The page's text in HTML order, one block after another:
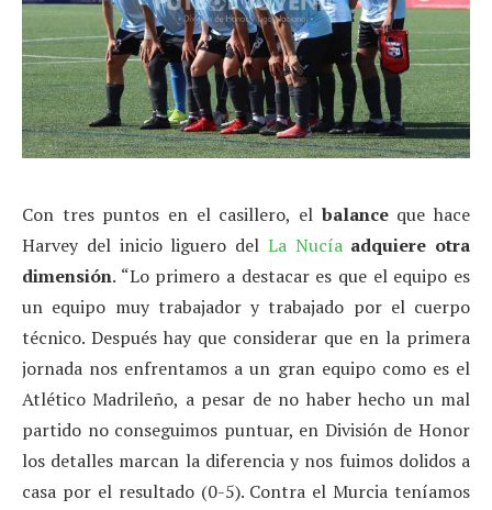
Con tres puntos en el casillero, el balanceque hace
Harvey del inicio liguero del La Nucía adquiere otra
dimensión. “Lo primero a destacar es que el equipo es
un equipo muy trabajador y trabajado por el cuerpo
técnico. Después hay que considerar que en la primera
jornada nos enfrentamos a un gran equipo como es el
Atlético Madrileño, a pesar de no haber hecho un mal
partido no conseguimos puntuar, en División de Honor
los detalles marcan la diferencia y nos fuimos dolidos a
casa por el resultado (0-5). Contra el Murcia teníamos